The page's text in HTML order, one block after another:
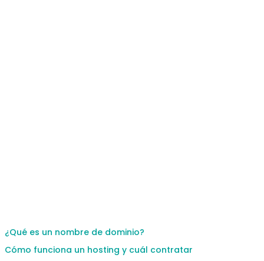
¿Qué es un nombre de dominio?
Cómo funciona un hosting y cuál contratar